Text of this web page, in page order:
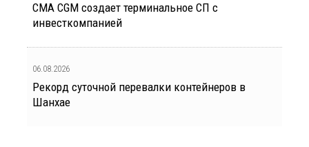
CMA CGM создает терминальное СП с
инвесткомпанией
06.08.2026
Рекорд суточной перевалки контейнеров в
Шанхае